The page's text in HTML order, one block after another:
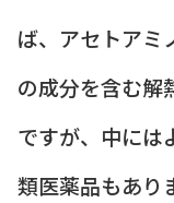
ば、アセトアミ
の成分を含む解
ですが、中には
類医薬品もあり